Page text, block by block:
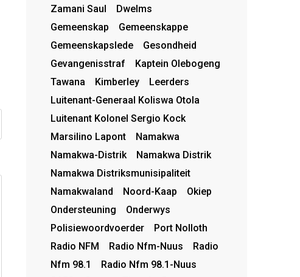
Zamani Saul
Dwelms
Gemeenskap
Gemeenskappe
Gemeenskapslede
Gesondheid
Gevangenisstraf
Kaptein Olebogeng
Tawana
Kimberley
Leerders
Luitenant-Generaal Koliswa Otola
Luitenant Kolonel Sergio Kock
Marsilino Lapont
Namakwa
Namakwa-Distrik
Namakwa Distrik
Namakwa Distriksmunisipaliteit
Namakwaland
Noord-Kaap
Okiep
Ondersteuning
Onderwys
Polisiewoordvoerder
Port Nolloth
Radio NFM
Radio Nfm-Nuus
Radio
Nfm 98.1
Radio Nfm 98.1-Nuus